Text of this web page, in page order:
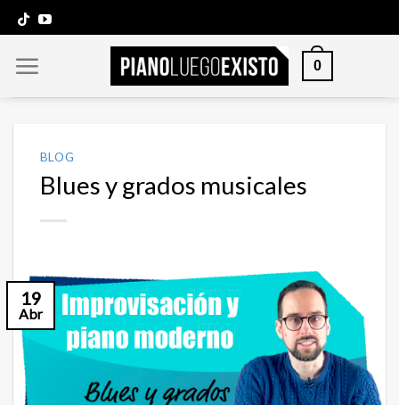
Saltar
al
contenido
0
BLOG
Blues y grados musicales
19
Abr